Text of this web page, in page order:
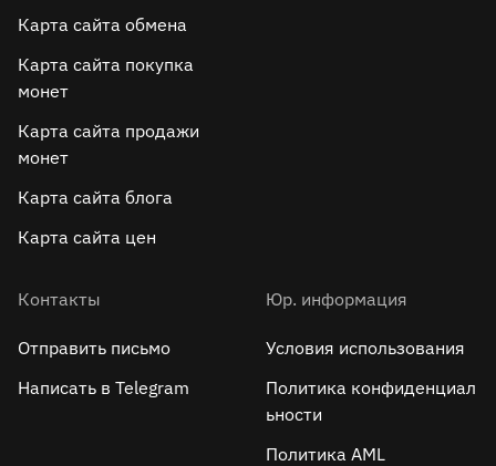
Карта сайта обмена
Карта сайта покупка
монет
Карта сайта продажи
монет
Карта сайта блога
Карта сайта цен
Контакты
Отправить письмо
Написать в Telegram
Юр. информация
Условия использования
Политика конфиденциал
ьности
Политика AML